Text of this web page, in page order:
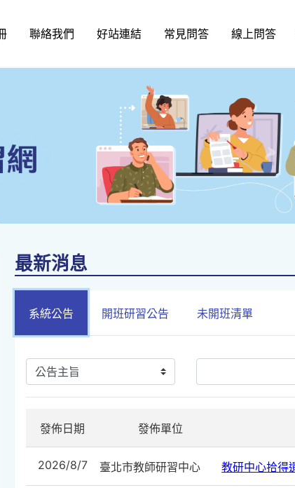
聯絡我們 好站連結 常見問答 線上問答
最新消息
系統公告 開班研習公告 未開班清單
發佈日期 發佈單位
2026/8/7 臺北市教師研習中心 教研中心拾得